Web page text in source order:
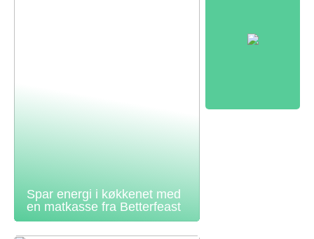
Spar energi i køkkenet med
en matkasse fra Betterfeast